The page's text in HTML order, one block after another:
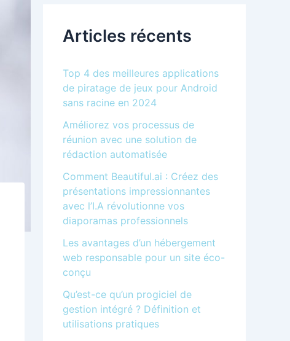
h
e
Articles récents
Top 4 des meilleures applications
de piratage de jeux pour Android
sans racine en 2024
Améliorez vos processus de
réunion avec une solution de
rédaction automatisée
Comment Beautiful.ai : Créez des
présentations impressionnantes
avec l’I.A révolutionne vos
diaporamas professionnels
Les avantages d’un hébergement
web responsable pour un site éco-
conçu
Qu’est-ce qu’un progiciel de
gestion intégré ? Définition et
utilisations pratiques